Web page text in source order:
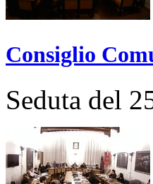
Consiglio
Seduta del